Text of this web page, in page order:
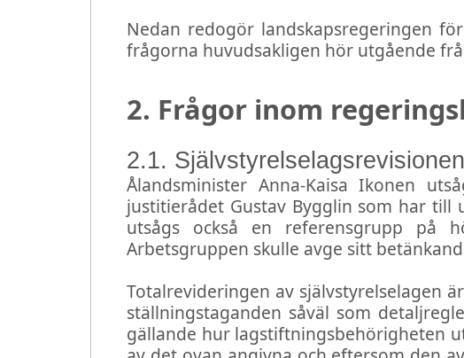
Nedan redogör landskapsregeringen
frågorna huvudsakligen hör utgående
2. Frågor inom
2.1. Självstyrelse lagsrevisionen
Ålandsminister Anna-Kaisa Ikonen
justitierådet Gustav Bygglin som har
utsågs också en referensgrupp på
Arbetsgruppen skulle avge sitt
Totalrevideringen av självstyrelselagen
ställningstaganden såväl som
gällande hur lagstiftningsbehörigheten